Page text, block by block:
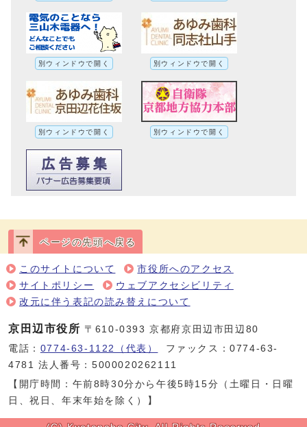
別ウィンドウで開く 別ウィンドウで開く
別ウィンドウで開く 別ウィンドウで開く
ページの先頭へ戻る
このサイトについて
市役所へのアクセス
サイトポリシー
ウェブアクセシビリティ
改元に伴う表記の読み替えについて
京田辺市役所 〒610-0393 京都府京田辺市田辺80
電話： 0774-63-1122（代表）
ファックス：0774-63-
4781 法人番号：5000020262111
【開庁時間：午前8時30分から午後5時15分（土曜日・日曜
日、祝日、年末年始を除く）】